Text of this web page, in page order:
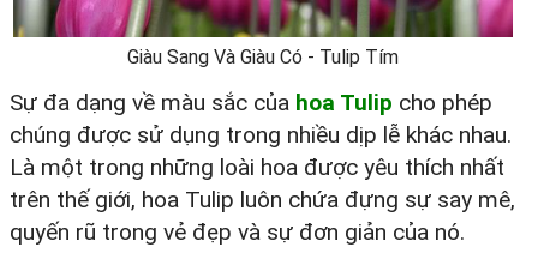
Giàu Sang Và Giàu Có - Tulip Tím
Sự đa dạng về màu sắc của hoa Tulip cho phép
chúng được sử dụng trong nhiều dịp lễ khác nhau.
Là một trong những loài hoa được yêu thích nhất
trên thế giới, hoa Tulip luôn chứa đựng sự say mê,
quyến rũ trong vẻ đẹp và sự đơn giản của nó.